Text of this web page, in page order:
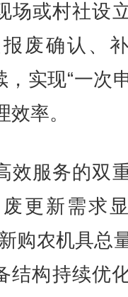
场或村社设
废确认、
实现“一次
率。
服务的双
更新需求
购农机具总
结构持续优